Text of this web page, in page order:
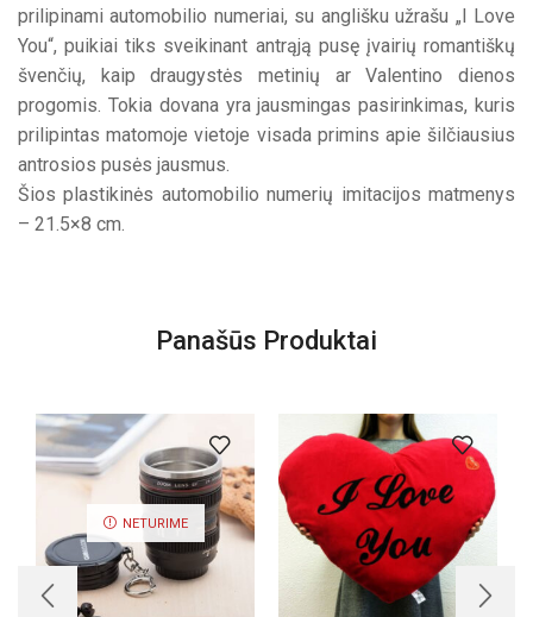
prilipinami automobilio numeriai, su anglišku užrašu „I Love
You“, puikiai tiks sveikinant antrąją pusę įvairių romantiškų
švenčių, kaip draugystės metinių ar Valentino dienos
progomis. Tokia dovana yra jausmingas pasirinkimas, kuris
prilipintas matomoje vietoje visada primins apie šilčiausius
antrosios pusės jausmus.
Šios plastikinės automobilio numerių imitacijos matmenys
– 21.5×8 cm.
Panašūs Produktai
NETURIME